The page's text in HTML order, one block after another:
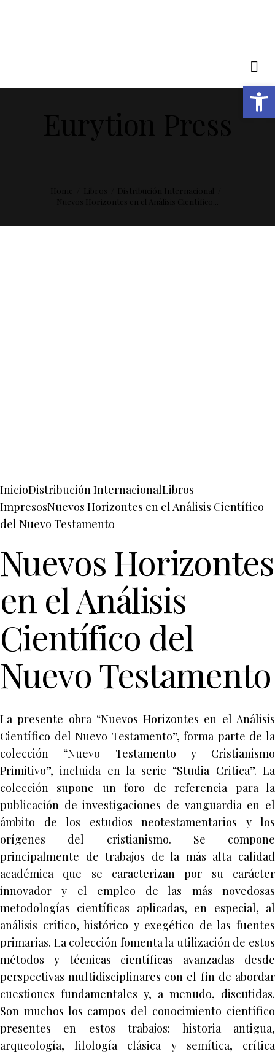
InicioDistribución InternacionalLibros
ImpresosNuevos Horizontes en el Análisis Científico
del Nuevo Testamento
Nuevos Horizontes
en el Análisis
Científico del
Nuevo Testamento
La presente obra “Nuevos Horizontes en el Análisis
Científico del Nuevo Testamento”, forma parte de la
colección “Nuevo Testamento y Cristianismo
Primitivo”, incluida en la serie “Studia Critica”. La
colección supone un foro de referencia para la
publicación de investigaciones de vanguardia en el
ámbito de los estudios neotestamentarios y los
orígenes del cristianismo. Se compone
principalmente de trabajos de la más alta calidad
académica que se caracterizan por su carácter
innovador y el empleo de las más novedosas
metodologías científicas aplicadas, en especial, al
análisis crítico, histórico y exegético de las fuentes
primarias. La colección fomenta la utilización de estos
métodos y técnicas científicas avanzadas desde
perspectivas multidisciplinares con el fin de abordar
cuestiones fundamentales y, a menudo, discutidas.
Son muchos los campos del conocimiento científico
presentes en estos trabajos: historia antigua,
arqueología, filología clásica y semítica, crítica
Abrir barra de herramientas